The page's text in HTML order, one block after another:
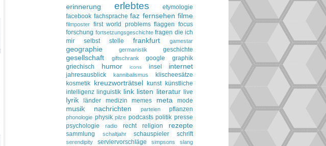
erinnerung erlebtes
etymologie
facebook fachsprache faz fernsehen filme
filmposter first world problems flaggen focus
forschung fortsetzungsgeschichte fragen die ich
mir selbst stelle
frankfurt gamestar
geographie germanistik geschichte
gesellschaft giftschrank google
graphik
griechisch
humor icons insel internet
jahresausblick kannibalismus
klischeesätze
kosmetik kreuzworträtsel kunst
künstliche
intelligenz linguistik link listen literatur live
lyrik länder medizin memes meta mode
musik nachrichten parteien pflanzen
phonologie physik pilze podcasts politik presse
psychologie
radio recht religion rezepte
sammlung schaltjahr schauspieler schrift
serendipity serviervorschläge simpsons slang